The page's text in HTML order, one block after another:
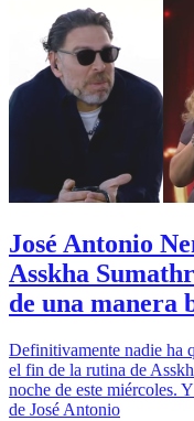
José Antonio
Asskha
de una manera
Definitivamente nadie ha
el fin de la rutina de
noche de este miércoles.
de José Antonio